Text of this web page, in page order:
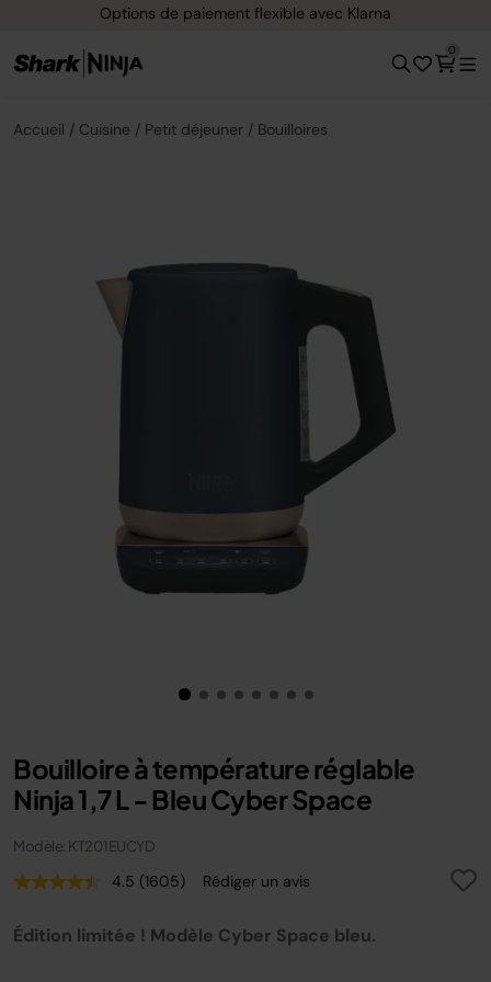
Livraison gratuite dès 40 € d'achat
0
Accueil Cuisine Petit déjeuner Bouilloires
Bouilloire à température réglable
Ninja 1,7 L - Bleu Cyber Space
Modèle: KT201EUCYD
4.5 Lire
avis.
Lien
(1605) Rédiger un avis
Édition limitée ! Modèle Cyber Space bleu.